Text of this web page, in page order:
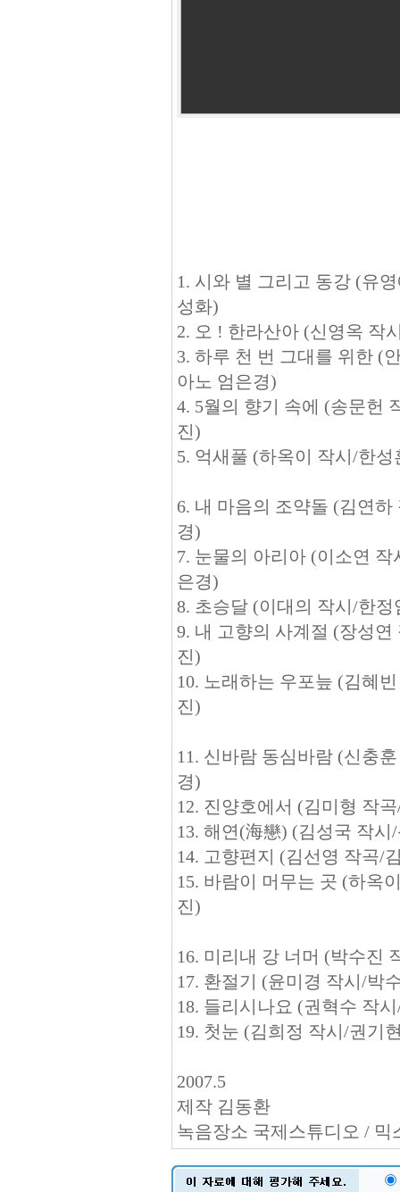
1. 시와 별 그리고 동강 (유
성화)
2. 오 ! 한라산아 (신영옥 작
3. 하루 천 번 그대를 위한 (
아노 엄은경)
4. 5월의 향기 속에 (송문헌
진)
5. 억새풀 (하옥이 작시/한
6. 내 마음의 조약돌 (김연
경)
7. 눈물의 아리아 (이소연
은경)
8. 초승달 (이대의 작시/한
9. 내 고향의 사계절 (장성
진)
10. 노래하는 우포늪 (김혜
진)
11. 신바람 동심바람 (신충
경)
12. 진양호에서 (김미형 작
13. 해연(海戀) (김성국 작
14. 고향편지 (김선영 작곡/
15. 바람이 머무는 곳 (하옥
진)
16. 미리내 강 너머 (박수진
17. 환절기 (윤미경 작시/박
18. 들리시나요 (권혁수 작
19. 첫눈 (김희정 작시/권기
2007.5
제작 김동환
녹음장소 국제스튜디오 /